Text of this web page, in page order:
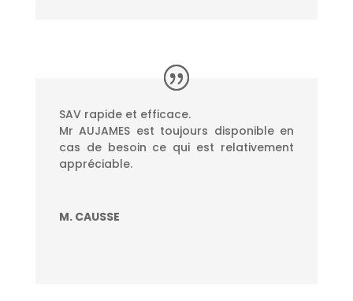
SAV rapide et efficace.
Mr AUJAMES est toujours disponible en
cas de besoin ce qui est relativement
appréciable.
M. CAUSSE